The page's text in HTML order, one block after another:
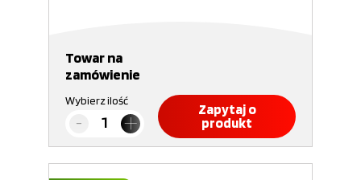
Towar na
zamówienie
Wybierz ilość
Zapytaj o
produkt